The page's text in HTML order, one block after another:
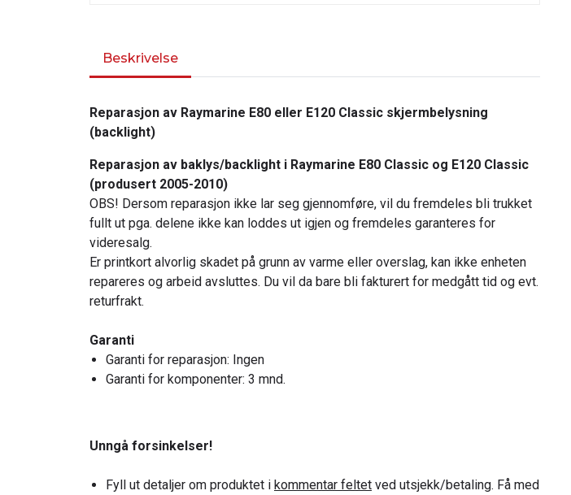
Beskrivelse
Reparasjon av Raymarine E80 eller E120 Classic skjermbelysning
(backlight)
Reparasjon av baklys/backlight i Raymarine E80 Classic og E120 Classic
(produsert 2005-2010)
OBS! Dersom reparasjon ikke lar seg gjennomføre, vil du fremdeles bli trukket
fullt ut pga. delene ikke kan loddes ut igjen og fremdeles garanteres for
videresalg.
Er printkort alvorlig skadet på grunn av varme eller overslag, kan ikke enheten
repareres og arbeid avsluttes. Du vil da bare bli fakturert for medgått tid og evt.
returfrakt.
Garanti
Garanti for reparasjon: Ingen
Garanti for komponenter: 3 mnd.
Unngå forsinkelser!
Fyll ut detaljer om produktet i kommentar feltet ved utsjekk/betaling. Få med